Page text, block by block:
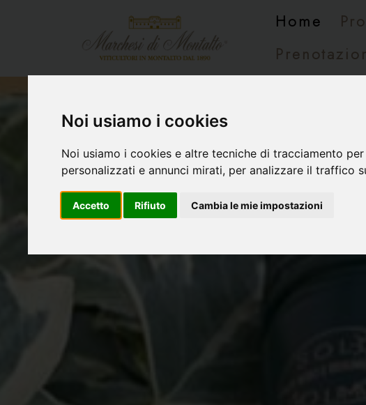
Noi usiamo i cookies
Noi usiamo i cookies e altre tecniche di tracciamento
personalizzati e annunci mirati, per analizzare il traffico
Accetto Rifiuto Cambia le mie impostazioni
Home